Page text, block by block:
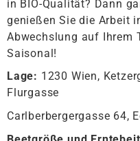
in BIO-Qualität? Dann
genießen Sie die Arbeit
Abwechslung auf Ihrem
Saisonal!
Lage: 1230 Wien,
Flurgasse
Carlberbergergasse 64,